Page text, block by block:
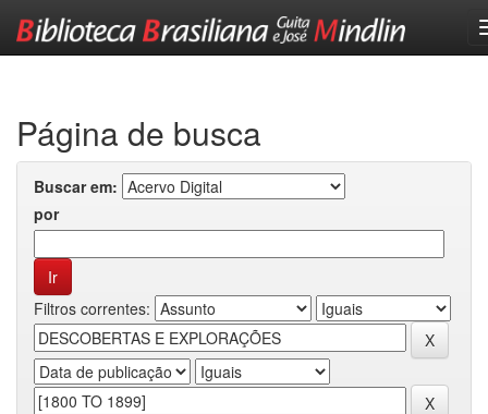
Página de busca
Buscar em:
por
Filtros correntes: